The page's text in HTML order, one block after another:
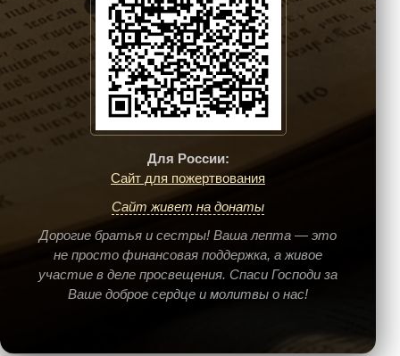
Для России:
Сайт для пожертвования
Сайт живет на донаты
Дорогие братья и сестры! Ваша лепта — это
не просто финансовая поддержка, а живое
участие в деле просвещения. Спаси Господи за
Ваше доброе сердце и молитвы о нас!